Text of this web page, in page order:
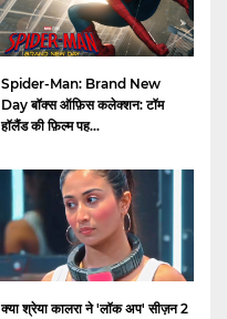
Spider-Man: Brand New
Day बॉक्स ऑफ़िस कलेक्शन: टॉम
हॉलैंड की फ़िल्म पह...
क्या श्रेया कालरा ने 'लॉक अप' सीज़न 2